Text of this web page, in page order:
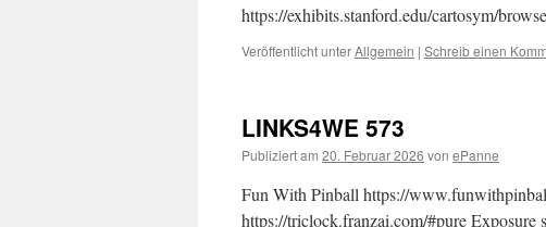
https://exhibits.stanford.edu/cartosym/
Veröffentlicht unterAllgemein | Schreib einen
LINKS4WE 573
Publiziert am 20. Februar 2026 von ePanne
Fun With Pinball https://
https://triclock.franzai.com/#pure Exposure